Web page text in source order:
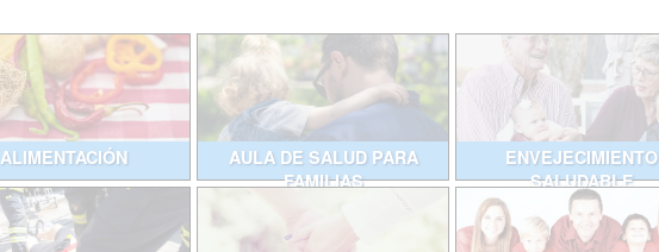
ALIMENTACIÓN
AULA DE SALUD PARA
FAMILIAS
ENVEJECIMIENTO
SALUDABLE